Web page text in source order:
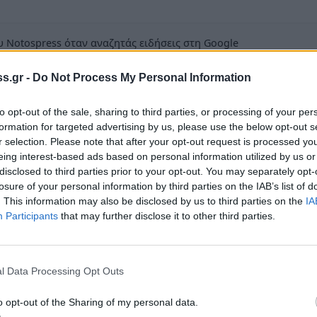
- Do Not Process My Personal Information
opt-out of the sale, sharing to third parties, or processing of your
for targeted advertising by us, please use the below opt-out
selection. Please note that after your opt-out request is processed
interest-based ads based on personal information utilized by us
to third parties prior to your opt-out. You may separately
of your personal information by third parties on the IAB’s list of
This information may also be disclosed by us to third parties on the
Participants that may further disclose it to other third parties.
Data Processing Opt Outs
opt-out of the Sharing of my personal data.
όταν αναζητάς ειδήσεις στη Google
ως προτιμώμενη πηγή
αποτελέσματα της Google
Εκπαίδευσης Λακωνίας «Ο Πλήθων» με ένα
στίγμα της αναφορά ς της στα γεγονότα του
που βιώνει σήμερα ο Έλληνας
αυτοδιάθεσης, αυτάρκειας,
Η Χούντα δεν «τελείωσε» το 73!» δίνει